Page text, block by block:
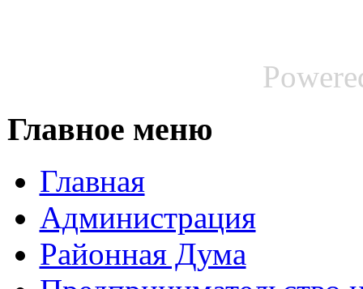
Главное меню
Главная
Администрация
Районная Дума